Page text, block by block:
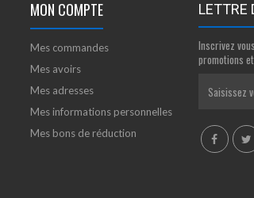
MON COMPTE
Mes commandes
Mes avoirs
Mes adresses
Mes informations personnelles
Mes bons de réduction
LETTRE
Inscrivez
promotions